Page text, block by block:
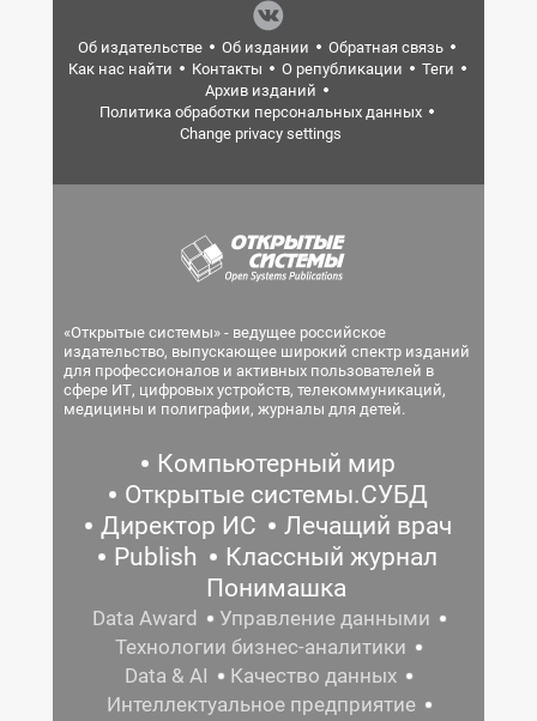
Об издательстве Об издании
Обратная связь
Как нас найти
Контакты О републикации
Теги
Архив изданий
Политика обработки персональных данных
Change privacy settings
«Открытые системы» - ведущее российское
издательство, выпускающее широкий спектр изданий
для профессионалов и активных пользователей в
сфере ИТ, цифровых устройств, телекоммуникаций,
медицины и полиграфии, журналы для детей.
Компьютерный мир
Открытые системы.СУБД
Директор ИС
Лечащий врач
Publish
Классный журнал
Понимашка
Data Award
Управление данными
Технологии бизнес-аналитики
Data & AI
Качество данных
Интеллектуальное предприятие